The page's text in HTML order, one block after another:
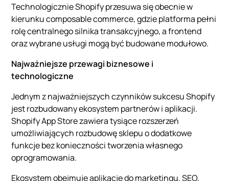
Technologicznie Shopify przesuwa się obecnie w
kierunku composable commerce, gdzie platforma pełni
rolę centralnego silnika transakcyjnego, a frontend
oraz wybrane usługi mogą być budowane modułowo.
Najważniejsze przewagi biznesowe i
technologiczne
Jednym z najważniejszych czynników sukcesu Shopify
jest rozbudowany ekosystem partnerów i aplikacji.
Shopify App Store zawiera tysiące rozszerzeń
umożliwiających rozbudowę sklepu o dodatkowe
funkcje bez konieczności tworzenia własnego
oprogramowania.
Ekosystem obejmuje aplikacje do marketingu, SEO,